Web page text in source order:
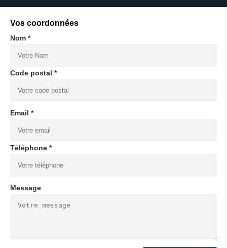
Vos coordonnées
Nom *
Code postal *
Email *
Téléphone *
Message